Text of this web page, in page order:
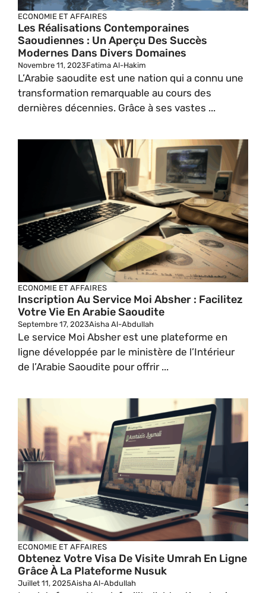
ECONOMIE ET AFFAIRES
Les Réalisations Contemporaines
Saoudiennes : Un Aperçu Des Succès
Modernes Dans Divers Domaines
Novembre 11, 2023Fatima Al-Hakim
L’Arabie saoudite est une nation qui a connu une
transformation remarquable au cours des
dernières décennies. Grâce à ses vastes ...
ECONOMIE ET AFFAIRES
Inscription Au Service Moi Absher : Facilitez
Votre Vie En Arabie Saoudite
Septembre 17, 2023Aisha Al-Abdullah
Le service Moi Absher est une plateforme en
ligne développée par le ministère de l’Intérieur
de l’Arabie Saoudite pour offrir ...
ECONOMIE ET AFFAIRES
Obtenez Votre Visa De Visite Umrah En Ligne
Grâce À La Plateforme Nusuk
Juillet 11, 2025Aisha Al-Abdullah